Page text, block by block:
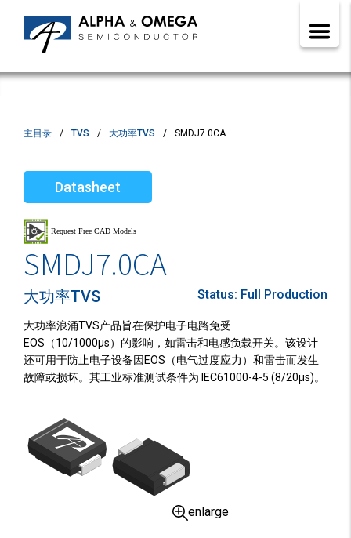
主目录 TVS 大功率TVS SMDJ7.0CA
Datasheet
SMDJ7.0CA
大功率TVS Status: Full Production
大功率浪涌TVS产品旨在保护电子电路免受
EOS（10/1000µs）的影响，如雷击和电感负载开关。该设计
还可用于防止电子设备因EOS（电气过度应力）和雷击而发生
故障或损坏。其工业标准测试条件为 IEC61000-4-5 (8/20µs)。
enlarge